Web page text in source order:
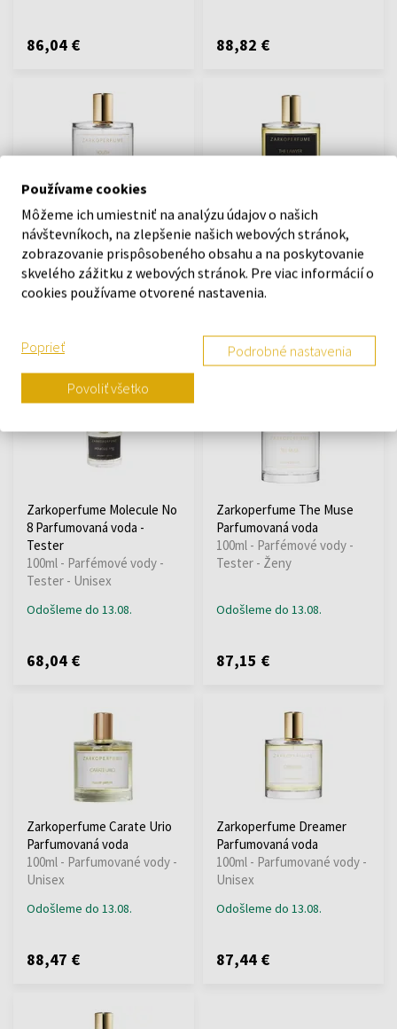
86,04 € 88,82 €
Zarkoperfume Youth
Parfémovaná voda
100ml - Parfumované vody -
Unisex
Odošleme do 13.08.
87,48 €
Zarkoperfume The Lawyer
Parfumovaná voda
100ml - Parfumované vody -
Unisex
Odošleme do 13.08.
85,81 €
Zarkoperfume Molecule No
8 Parfumovaná voda -
Tester
100ml - Parfémové vody -
Tester - Unisex
Odošleme do 13.08.
68,04 €
Zarkoperfume The Muse
Parfumovaná voda
100ml - Parfémové vody -
Tester - Ženy
Odošleme do 13.08.
87,15 €
Zarkoperfume Carate Urio
Parfumovaná voda
100ml - Parfumované vody -
Unisex
Odošleme do 13.08.
88,47 €
Zarkoperfume Dreamer
Parfumovaná voda
100ml - Parfumované vody -
Unisex
Odošleme do 13.08.
87,44 €
Používame cookies
Môžeme ich umiestniť na analýzu údajov o našich
návštevníkoch, na zlepšenie našich webových stránok,
zobrazovanie prispôsobeného obsahu a na poskytovanie
skvelého zážitku z webových stránok. Pre viac informácií o
cookies používame otvorené nastavenia.
Poprieť Podrobné nastavenia
Povoliť všetko